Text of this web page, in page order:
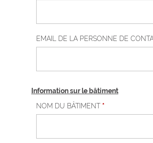
EMAIL DE LA PERSONNE DE
Information sur le bâtiment
NOM DU BÂTIMENT*